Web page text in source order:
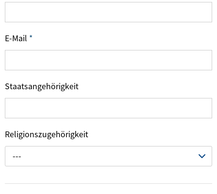
E-Mail *
Staatsangehörigkeit
Religionszugehörigkeit
---